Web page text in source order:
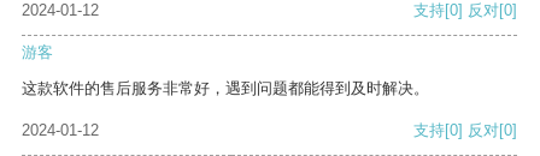
2024-01-12
支持[0] 反对[0]
游客
这款软件的售后服务非常好，遇到问题都能得到及时解决。
2024-01-12 支持[0] 反对[0]